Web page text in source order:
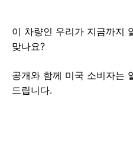
이 차량인 우리가 지금까지
맞나요?
공개와 함께 미국 소비자는
드립니다.